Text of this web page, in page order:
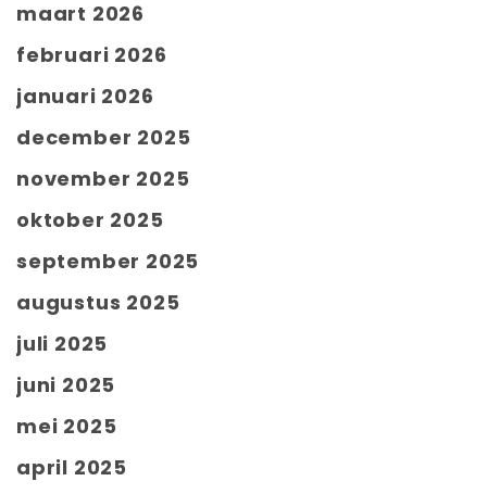
maart 2026
februari 2026
januari 2026
december 2025
november 2025
oktober 2025
september 2025
augustus 2025
juli 2025
juni 2025
mei 2025
april 2025